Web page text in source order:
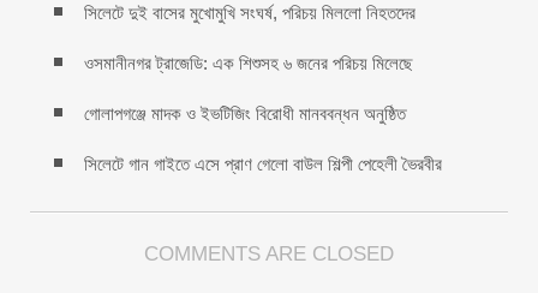
সিলেটে দুই বাসের মুখোমুখি সংঘর্ষ, পরিচয় মিললো নিহতদের
ওসমানীনগর ট্রাজেডি: এক শিশুসহ ৬ জনের পরিচয় মিলেছে
গোলাপগঞ্জে মাদক ও ইভটিজিং বিরোধী মানববন্ধন অনুষ্ঠিত
সিলেটে গান গাইতে এসে প্রাণ গেলো বাউল শিল্পী পেহেলী ভৈরবীর
COMMENTS ARE CLOSED